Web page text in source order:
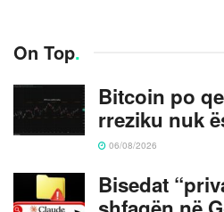
On Top.
Bitcoin po
rreziku nuk
06/08/2026
Bisedat